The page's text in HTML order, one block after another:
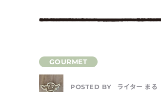
POSTED BY ライター まる